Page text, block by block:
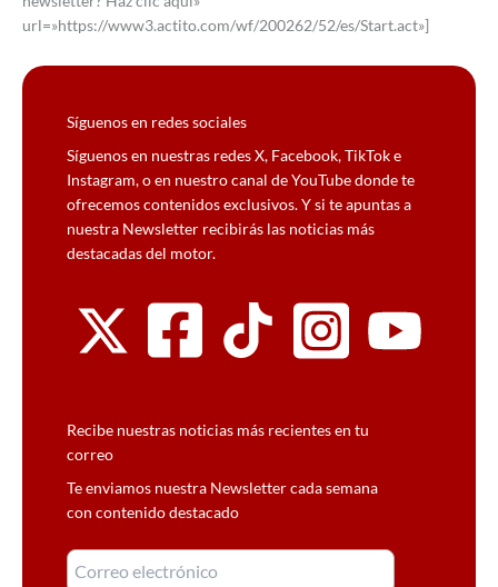
url=»https://www3.actito.com/wf/200262/52/es/Start.act»]
Síguenos en redes sociales
Síguenos en nuestras redes X, Facebook, TikTok e
Instagram, o en nuestro canal de YouTube donde te
ofrecemos contenidos exclusivos. Y si te apuntas a
nuestra Newsletter recibirás las noticias más
destacadas del motor.
Recibe nuestras noticias más recientes en tu
correo
Te enviamos nuestra Newsletter cada semana
con contenido destacado